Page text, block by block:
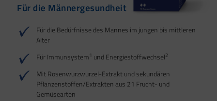
Für die Männergesundheit
Für die Bedürfnisse des Mannes im jungen bis mittleren
Alter
Für Immunsystem1 und Energiestoffwechsel2
Mit Rosenwurzwurzel-Extrakt und sekundären
Pflanzenstoffen/Extrakten aus 21 Frucht- und
Gemüsearten
Für den Kinderwunsch
1 2 3
Für die männliche
1
2